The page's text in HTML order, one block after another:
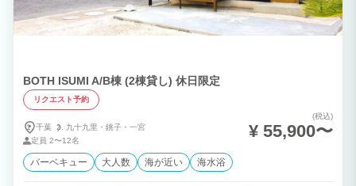
と名付けました。「思いやりの心」を持ってゲスト様をお迎えしたいと考えております​
。 静かな別荘地で、豊かな自然の中で、ゆったりとした時間をお過ごしいただけたら
幸いです。
BOTH ISUMI A/B棟 (2棟貸し) 休日限定
リクエスト予約
千葉 九十九里・ 銚子・ 一宮
定員 2〜12名
(税込)
¥ 55,900〜
バーベキュー 大人数 海が近い 海水浴